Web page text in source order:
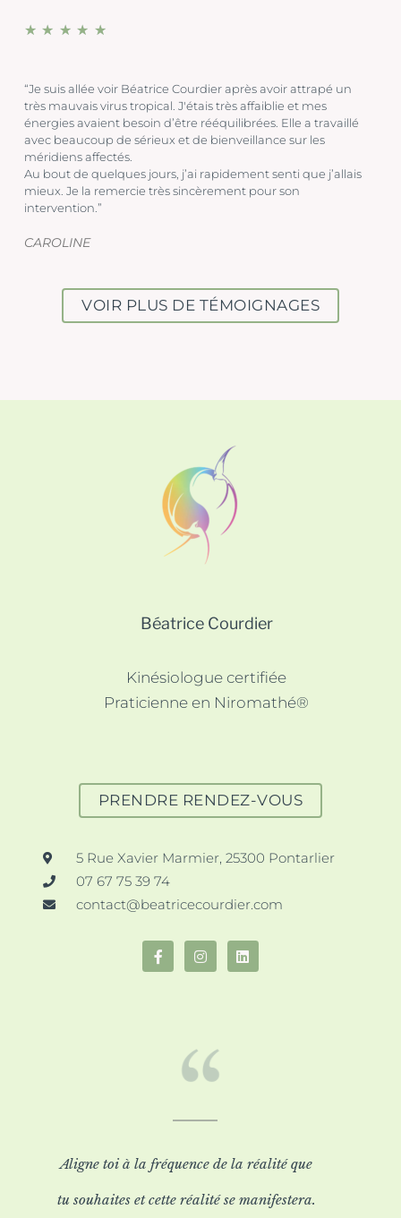
★ ★ ★ ★ ★
“Je suis allée voir Béatrice Courdier après avoir attrapé un
très mauvais virus tropical. J'étais très affaiblie et mes
énergies avaient besoin d’être rééquilibrées. Elle a travaillé
avec beaucoup de sérieux et de bienveillance sur les
méridiens affectés.
Au bout de quelques jours, j’ai rapidement senti que j’allais
mieux. Je la remercie très sincèrement pour son
intervention.”
CAROLINE
VOIR PLUS DE TÉMOIGNAGES
Béatrice Courdier
Kinésiologue certifiée
Praticienne en Niromathé®
PRENDRE RENDEZ-VOUS
5 Rue Xavier Marmier, 25300 Pontarlier
07 67 75 39 74
contact@beatricecourdier.com
Aligne toi à la fréquence de la réalité que
tu souhaites et cette réalité se manifestera.